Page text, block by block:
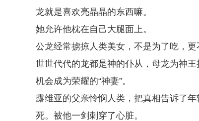
龙就是喜欢亮晶晶的东西嘛。
她允许他枕在自己大腿面上。
公龙经常掳掠人类美女，不是为了吃，
世世代代的龙都是神的仆从，母龙为神
机会成为荣耀的“神妻”。
露维亚的父亲怜悯人类，把真相告诉了
死。被他一剑刺穿了心脏。